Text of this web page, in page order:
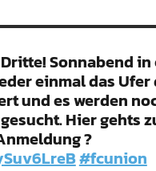
Sonnabend
einmal das Ufer
und es werden
Hier gehts
?
#fcunion